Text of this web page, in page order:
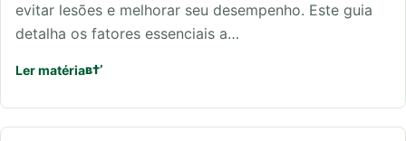
evitar lesões e melhorar seu desempenho. Este guia
detalha os fatores essenciais a…
Ler matéria